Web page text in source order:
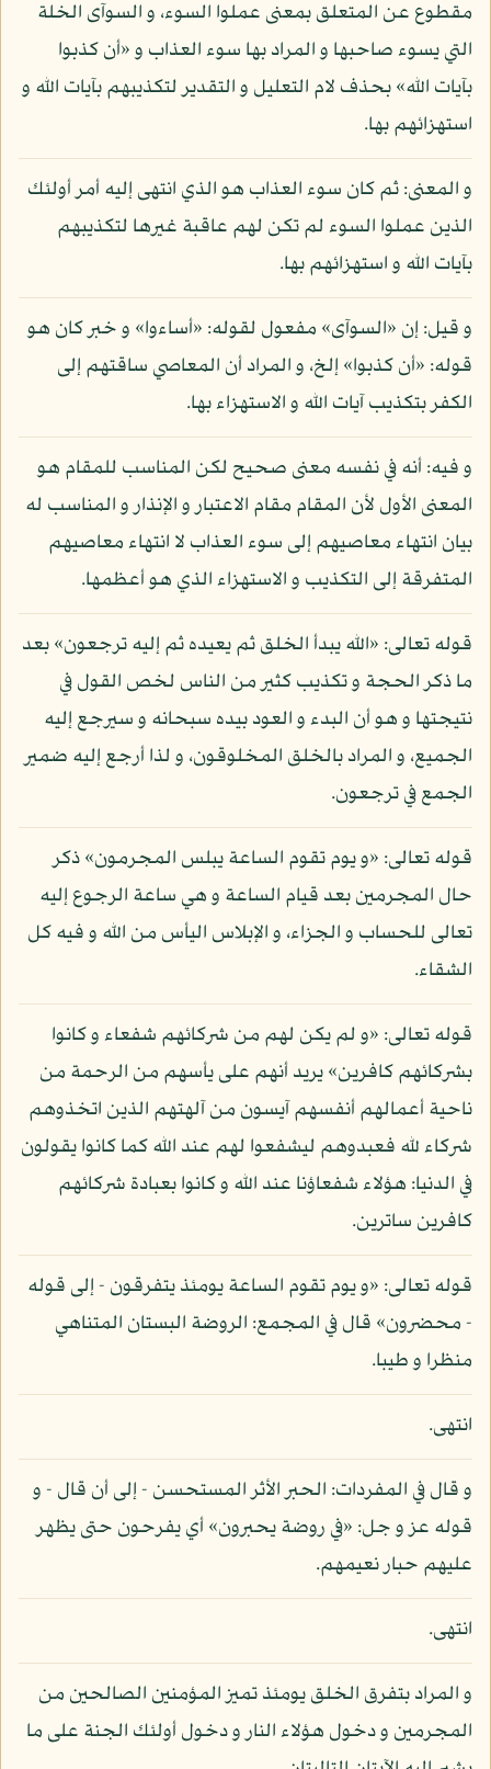
مقطوع عن المتعلق بمعنى عملوا السوء، و السوآى الخلة
التي يسوء صاحبها و المراد بها سوء العذاب و «أن كذبوا
بآيات الله» بحذف لام التعليل و التقدير لتكذيبهم بآيات الله و
استهزائهم بها.
و المعنى: ثم كان سوء العذاب هو الذي انتهى إليه أمر أولئك
الذين عملوا السوء لم تكن لهم عاقبة غيرها لتكذيبهم
بآيات الله و استهزائهم بها.
و قيل: إن «السوآى» مفعول لقوله: «أساءوا» و خبر كان هو
قوله: «أن كذبوا» إلخ، و المراد أن المعاصي ساقتهم إلى
الكفر بتكذيب آيات الله و الاستهزاء بها.
و فيه: أنه في نفسه معنى صحيح لكن المناسب للمقام هو
المعنى الأول لأن المقام مقام الاعتبار و الإنذار و المناسب له
بيان انتهاء معاصيهم إلى سوء العذاب لا انتهاء معاصيهم
المتفرقة إلى التكذيب و الاستهزاء الذي هو أعظمها.
قوله تعالى: «الله يبدأ الخلق ثم يعيده ثم إليه ترجعون» بعد
ما ذكر الحجة و تكذيب كثير من الناس لخص القول في
نتيجتها و هو أن البدء و العود بيده سبحانه و سيرجع إليه
الجميع، و المراد بالخلق المخلوقون، و لذا أرجع إليه ضمير
الجمع في ترجعون.
قوله تعالى: «و يوم تقوم الساعة يبلس المجرمون» ذكر
حال المجرمين بعد قيام الساعة و هي ساعة الرجوع إليه
تعالى للحساب و الجزاء، و الإبلاس اليأس من الله و فيه كل
الشقاء.
قوله تعالى: «و لم يكن لهم من شركائهم شفعاء و كانوا
بشركائهم كافرين» يريد أنهم على يأسهم من الرحمة من
ناحية أعمالهم أنفسهم آيسون من آلهتهم الذين اتخذوهم
شركاء لله فعبدوهم ليشفعوا لهم عند الله كما كانوا يقولون
في الدنيا: هؤلاء شفعاؤنا عند الله و كانوا بعبادة شركائهم
كافرين ساترين.
قوله تعالى: «و يوم تقوم الساعة يومئذ يتفرقون - إلى قوله
- محضرون» قال في المجمع: الروضة البستان المتناهي
منظرا و طيبا.
انتهى.
و قال في المفردات: الحبر الأثر المستحسن - إلى أن قال - و
قوله عز و جل: «في روضة يحبرون» أي يفرحون حتى يظهر
عليهم حبار نعيمهم.
انتهى.
و المراد بتفرق الخلق يومئذ تميز المؤمنين الصالحين من
المجرمين و دخول هؤلاء النار و دخول أولئك الجنة على ما